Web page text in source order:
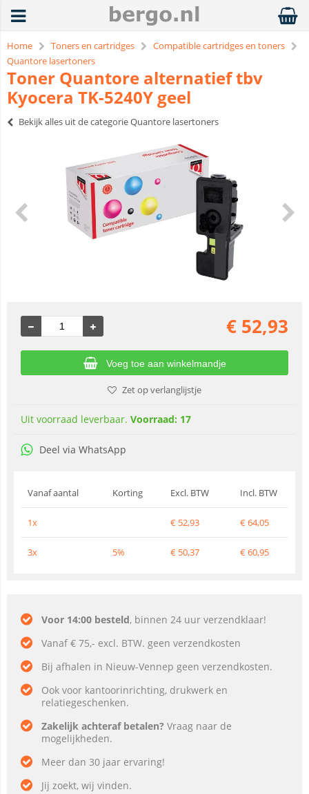
Home Toners en cartridges
Compatible cartridges en toners
Quantore lasertoners
Toner Quantore alternatief tbv
Kyocera TK-5240Y geel
Bekijk alles uit de categorie Quantore lasertoners
€ 52,93
Voeg toe aan winkelmandje
Zet op verlanglijstje
Uit voorraad leverbaar. Voorraad: 17
Deel via WhatsApp
Vanaf aantal Korting Excl. BTW Incl. BTW
1x € 52,93 €64,05
3x 5% € 50,37 €60,95
Voor 14:00 besteld, binnen 24 uur verzendklaar!
Vanaf € 75,- excl. BTW. geen verzendkosten
Bij afhalen in Nieuw-Vennep geen verzendkosten.
Ook voor kantoorinrichting, drukwerk en
relatiegeschenken.
Zakelijk achteraf betalen? Vraag naar de
mogelijkheden.
Meer dan 30 jaar ervaring!
Jij zoekt, wij vinden.